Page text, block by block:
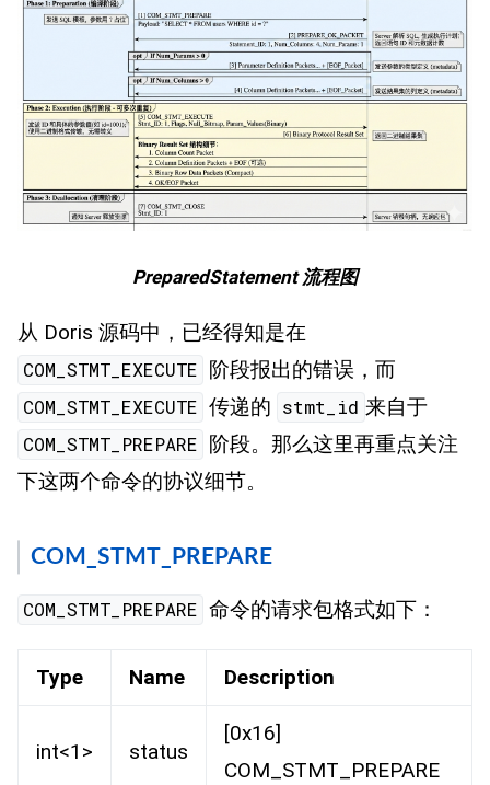
PreparedStatement 流程图
从 Doris 源码中，已经得知是在
COM_STMT_EXECUTE 阶段报出的错误，而
COM_STMT_EXECUTE 传递的 stmt_id 来自于
COM_STMT_PREPARE 阶段。那么这里再重点关注
下这两个命令的协议细节。
COM_STMT_PREPARE
COM_STMT_PREPARE 命令的请求包格式如下：
Type Name Description
int<1> status
[0x16]
COM_STMT_PREPARE